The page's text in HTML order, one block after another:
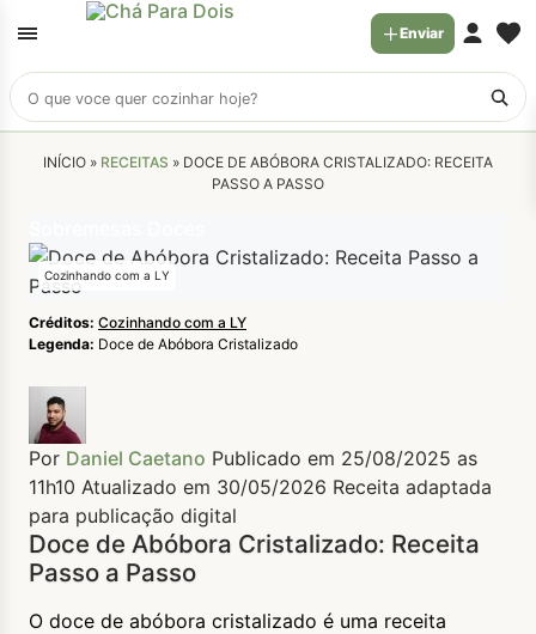
Buscar
receitas
Enviar
INÍCIO » RECEITAS » DOCE DE ABÓBORA CRISTALIZADO: RECEITA
PASSO A PASSO
Cozinhando com a LY
Créditos: Cozinhando com a LY
Legenda: Doce de Abóbora Cristalizado
Por Daniel Caetano Publicado em 25/08/2025 as
11h10 Atualizado em 30/05/2026 Receita adaptada
para publicação digital
Doce de Abóbora Cristalizado: Receita
Passo a Passo
O doce de abóbora cristalizado é uma receita